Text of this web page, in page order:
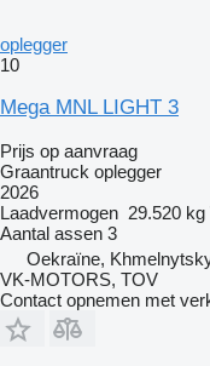
oplegger
10
Mega MNL LIGHT 3
Prijs op aanvraag
Graantruck oplegger
2026
Laadvermogen 29.520 kg
Aantal assen 3
Oekraïne,
VK-MOTORS, TOV
Contact opnemen met